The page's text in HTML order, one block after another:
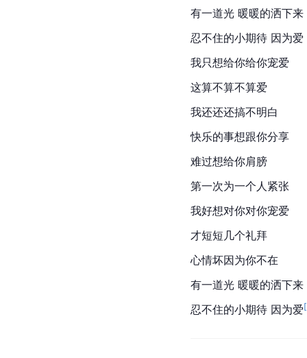
有一道光 暖暖的洒下来
忍不住的小期待 因为爱
我只想给你给你宠爱
这算不算不算爱
我还还还搞不明白
快乐的事想跟你分享
难过想给你肩膀
第一次为一个人紧张
我好想对你对你宠爱
才短短几个礼拜
心情坏因为你不在
有一道光 暖暖的洒下来
忍不住的小期待 因为爱[